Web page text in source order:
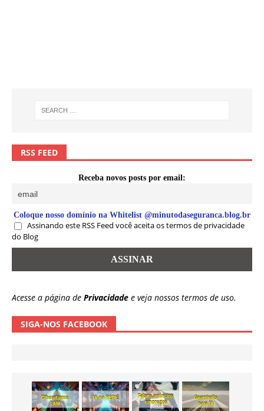
RSS FEED
Receba novos posts por email:
Coloque nosso domínio na Whitelist @minutodaseguranca.blog.br
Assinando este RSS Feed você aceita os termos de privacidade
do Blog
Acesse a página de Privacidade e veja nossos termos de uso.
SIGA-NOS FACEBOOK